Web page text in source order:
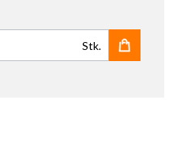
Kleber für Bad-Accesssoires
Stk.